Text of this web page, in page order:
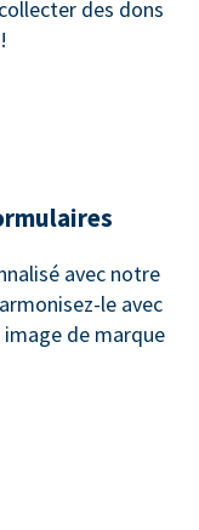
des dons
avec notre
le avec
de marque